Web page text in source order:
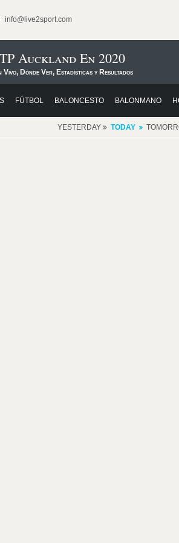
info@live2sport.com
Auckland En 2020
Dónde Ver, Estadísticas y Resultados
FÚTBOL BALONCESTO BALONMANO
YESTERDAY TODAY